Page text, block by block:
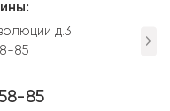
д.3
85
85